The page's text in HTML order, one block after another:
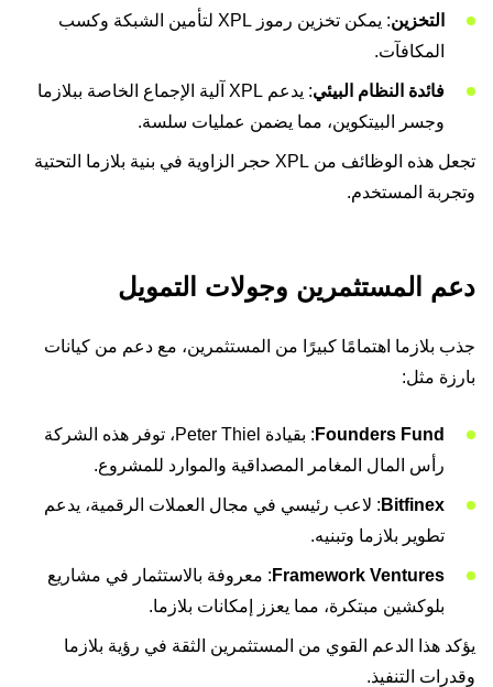
التخزين
: يمكن تخزين رموز XPL لتأمين الشبكة وكسب
المكافآت.
فائدة النظام البيئي
: يدعم XPL آلية الإجماع الخاصة ببلازما
وجسر البيتكوين، مما يضمن عمليات سلسة.
تجعل هذه الوظائف من XPL حجر الزاوية في بنية بلازما التحتية
وتجربة المستخدم.
دعم المستثمرين وجولات التمويل
جذب بلازما اهتمامًا كبيرًا من المستثمرين، مع دعم من كيانات
بارزة مثل:
Founders Fund
: بقيادة Peter Thiel، توفر هذه الشركة
رأس المال المغامر المصداقية والموارد للمشروع.
Bitfinex : لاعب رئيسي في مجال العملات الرقمية، يدعم
تطوير بلازما وتبنيه.
Framework Ventures : معروفة بالاستثمار في مشاريع
بلوكشين مبتكرة، مما يعزز إمكانات بلازما.
يؤكد هذا الدعم القوي من المستثمرين الثقة في رؤية بلازما
وقدرات التنفيذ.